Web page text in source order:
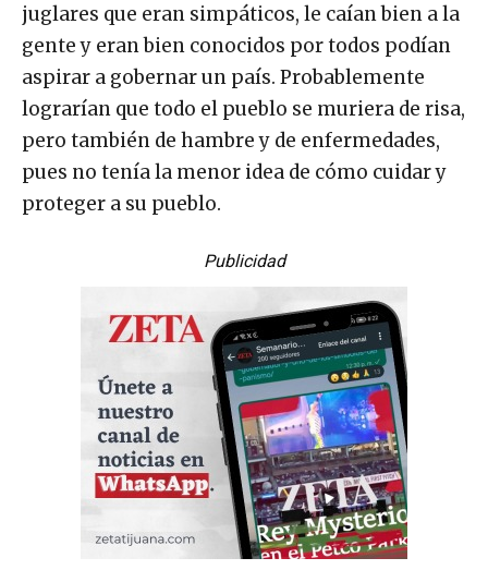
juglares que eran simpáticos, le caían bien a la
gente y eran bien conocidos por todos podían
aspirar a gobernar un país. Probablemente
lograrían que todo el pueblo se muriera de risa,
pero también de hambre y de enfermedades,
pues no tenía la menor idea de cómo cuidar y
proteger a su pueblo.
Publicidad